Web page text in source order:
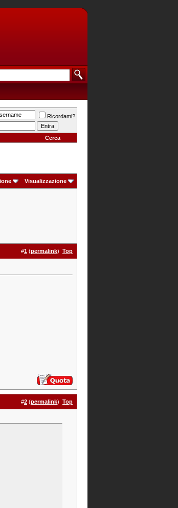
Ricordami?
Cerca
Visualizzazione
#1 (permalink) Top
#2 (permalink) Top